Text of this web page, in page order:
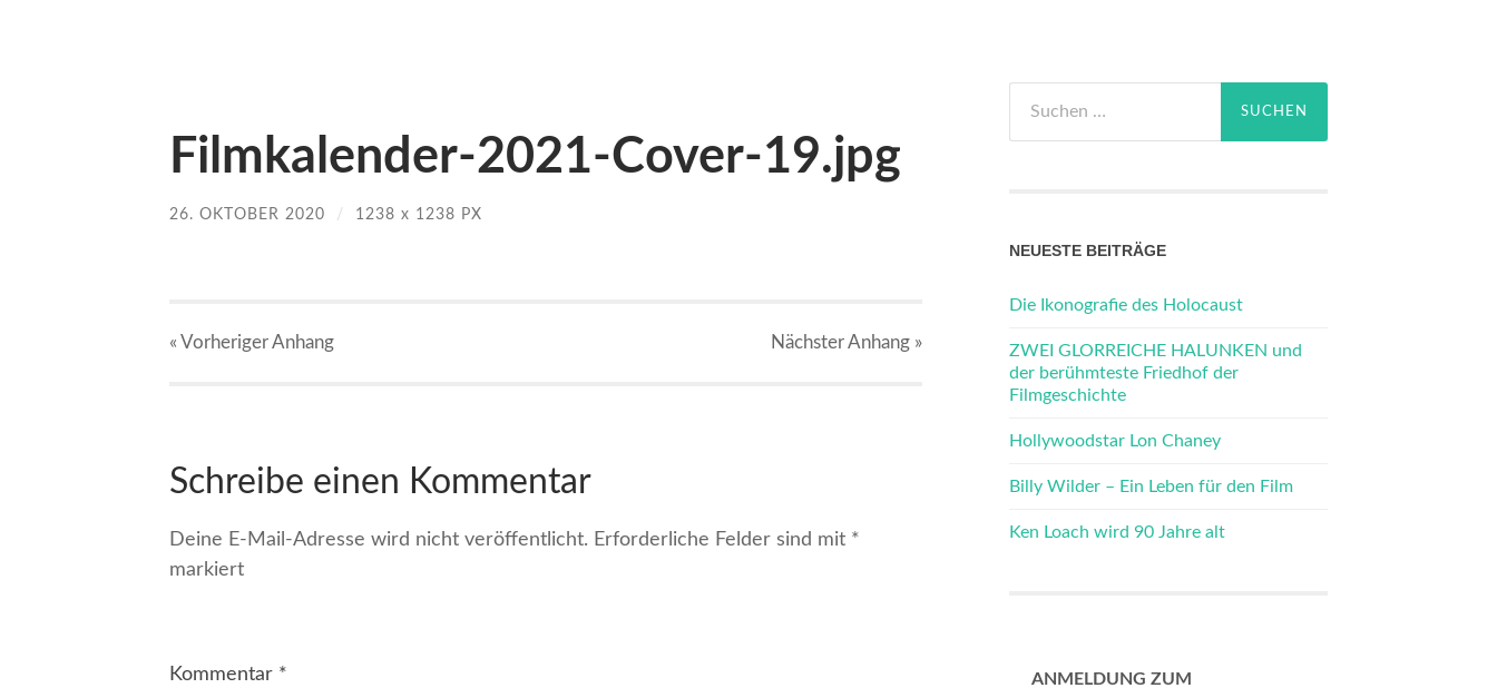
Filmkalender-2021-Cover-19.jpg
26. OKTOBER 2020 / 1238 x 1238 PX
« VorherigerAnhang NächsterAnhang »
Schreibe einen Kommentar
Deine E-Mail-Adresse wird nicht veröffentlicht. Erforderliche Felder sind mit *
markiert
Kommentar *
nach:
NEUESTE BEITRÄGE
Die Ikonografie des Holocaust
ZWEI GLORREICHE HALUNKEN und
der berühmteste Friedhof der
Filmgeschichte
Hollywoodstar Lon Chaney
Billy Wilder – Ein Leben für den Film
Ken Loach wird 90 Jahre alt
ANMELDUNG ZUM